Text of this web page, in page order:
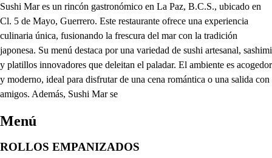
Sushi Mar es un rincón gastronómico en La Paz, B.C.S., ubicado en
Cl. 5 de Mayo, Guerrero. Este restaurante ofrece una experiencia
culinaria única, fusionando la frescura del mar con la tradición
japonesa. Su menú destaca por una variedad de sushi artesanal, sashimi
y platillos innovadores que deleitan el paladar. El ambiente es acogedor
y moderno, ideal para disfrutar de una cena romántica o una salida con
amigos. Además, Sushi Mar se
Menú
ROLLOS EMPANIZADOS